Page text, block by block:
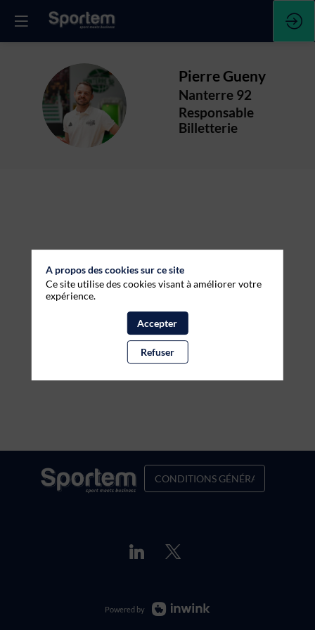
PG
PierreGueny
Nanterre 92
Responsable
Billetterie
CONDITIONS GÉNÉRALES DE
Powered by
A propos des cookies sur ce site
Ce site utilise des cookies visant à améliorer votre
expérience.
Accepter
Refuser